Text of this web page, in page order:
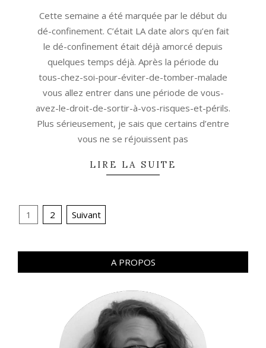
15
Cette semaine a été marquée par le début du
dé-confinement. C’était LA date alors qu’en fait
le dé-confinement était déjà amorcé depuis
quelques temps déjà. Après la période du
tous-chez-soi-pour-éviter-de-tomber-malade
vous allez entrer dans une période de vous-
avez-le-droit-de-sortir-à-vos-risques-et-périls.
Plus sérieusement, je sais que certains d’entre
vous ne se réjouissent pas
LIRE LA SUITE
Navigation
articles
1 2 Suivant
A PROPOS